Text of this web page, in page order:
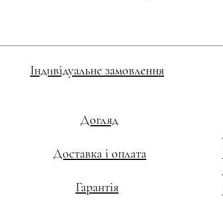
Індивідуальне замовлення
Догляд
Доставка і оплата
Гарантія